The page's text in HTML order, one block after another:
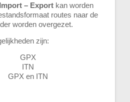
Import – Export kan worden
routes naar de
worden overgezet.
zijn:
GPX
ITN
GPX en ITN